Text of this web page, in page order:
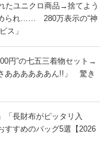
たユニクロ商品→捨てよう
られ…… 280万表示の“神
ス」
円”の七五三着物セット→
ああああああん!!」 驚き
「長財布がピッタリ入
すめのバッグ5選【2026